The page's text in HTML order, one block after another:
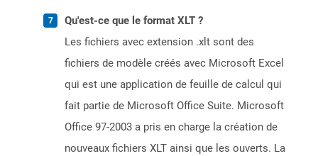
Qu'est-ce que le format XLT ?
Les fichiers avec extension .xlt sont des
fichiers de modèle créés avec Microsoft Excel
qui est une application de feuille de calcul qui
fait partie de Microsoft Office Suite. Microsoft
Office 97-2003 a pris en charge la création de
nouveaux fichiers XLT ainsi que les ouverts. La